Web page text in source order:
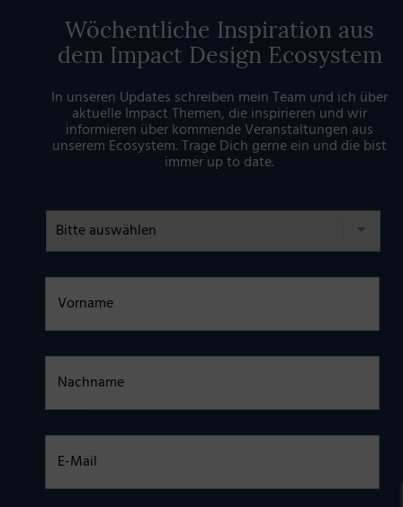
Wöchentliche Inspiration aus
dem Impact Design Ecosystem
In unseren Updates schreiben mein Team und ich über
aktuelle Impact Themen, die inspirieren und wir
informieren über kommende Veranstaltungen aus
unserem Ecosystem. Trage Dich gerne ein und die bist
immer up to date.